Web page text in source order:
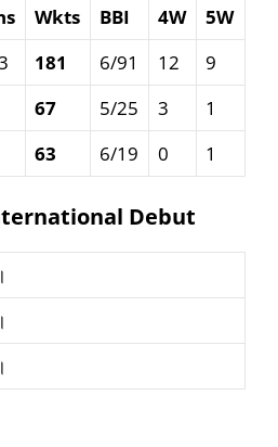
Wkts BBI 4W
5W
181 6/91 12
9
67 5/25 3
1
63 6/19 0 1
Debut